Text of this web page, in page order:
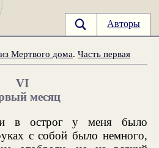
Авторы
Мертвого дома.Часть первая
VI
месяц
в острог у меня было
с собой было немного,